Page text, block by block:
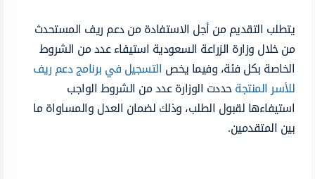
يتطلب التقديم من أجل الاستفادة من دعم ريف المستحدث
من خلال وزارة الزراعة السعودية استيفاء عدد من الشروط
الخاصة بكل فئة، وفيما يخص التسجيل في برنامج دعم ريف
للأسر المنتجةحددت الوزارة عدد من الشروط الواجب
استيفاءها لقبول الطلب، وذلك لضمان العدل والمساواة ما
بين المتقدمين.